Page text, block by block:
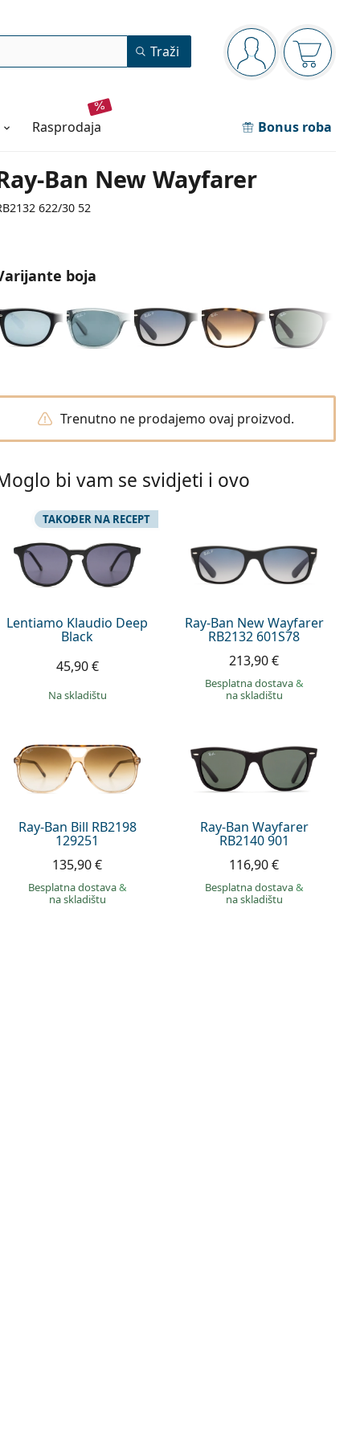
Navigacijska ploča
ste prijavljeni
Traži
rasprodaja Bonus roba
Ban New Wayfarer
622/30 52
boja
Trenutno ne prodajemo ovaj proizvod.
bi vam se svidjeti i ovo
Lentiamo Klaudio Deep
Black
TAKOĐER NA RECEPT
45,90 €
na skladištu
Ray-Ban New Wayfarer
RB2132 601S78
213,90 €
Besplatna dostava&
na skladištu
Ray-Ban Bill RB2198
129251
135,90 €
Besplatna dostava&
na skladištu
Ray-Ban Wayfarer
RB2140 901
116,90 €
Besplatna dostava&
na skladištu